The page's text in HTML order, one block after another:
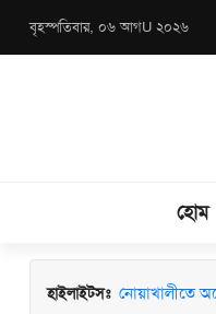
বৃহস্পতিবার, ০৬ আগU ২০২৬
হোম
হাইলাইটসঃ মাধবপুরে জশনে